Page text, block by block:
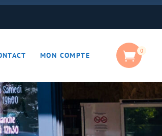
MON COMPTE 0